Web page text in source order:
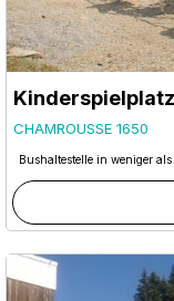
CHAMROUSSE 1650
Bushaltestelle in weniger